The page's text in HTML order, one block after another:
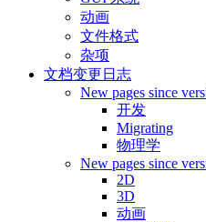
动画
文件格式
杂项
文档变更日志
New pages since
开发
Migrating
物理学
New pages since
2D
3D
动画